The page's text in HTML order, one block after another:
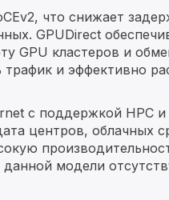
что снижает
GPUDirect
GPU кластеров и
трафик и эффективно
с поддержкой HPC
центров, облачных
модели